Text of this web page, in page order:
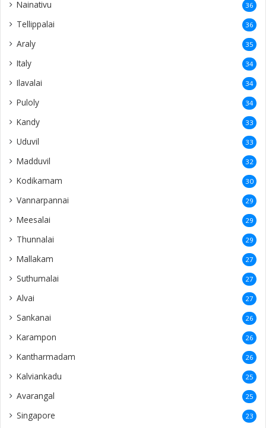
Nainativu 36
Tellippalai 36
Araly 35
Italy 34
Ilavalai 34
Puloly 34
Kandy 33
Uduvil 33
Madduvil 32
Kodikamam 30
Vannarpannai 29
Meesalai 29
Thunnalai 29
Mallakam 27
Suthumalai 27
Alvai 27
Sankanai 26
Karampon 26
Kantharmadam 26
Kalviankadu 25
Avarangal 25
Singapore 23